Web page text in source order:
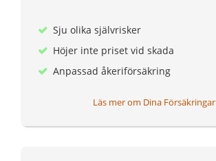
Sju olika självrisker
Höjer inte priset vid skada
Anpassad åkeriförsäkring
Läs mer om Dina Försäkringar